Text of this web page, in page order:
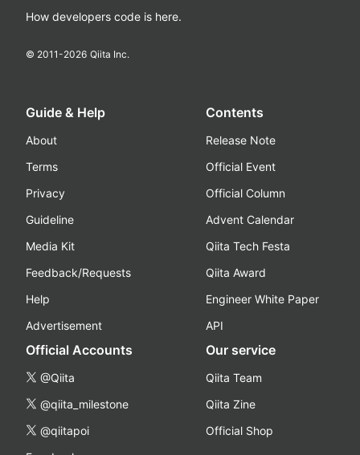
How developers code is here.
© 2011-2026 Qiita Inc.
Guide & Help
About
Terms
Privacy
Guideline
Media Kit
Feedback/Requests
Help
Advertisement
Contents
Release Note
Official Event
Official Column
Advent Calendar
Qiita Tech Festa
Qiita Award
Engineer White Paper
API
Official Accounts
@Qiita
@qiita_milestone
@qiitapoi
Our service
Qiita Team
Qiita Zine
Official Shop